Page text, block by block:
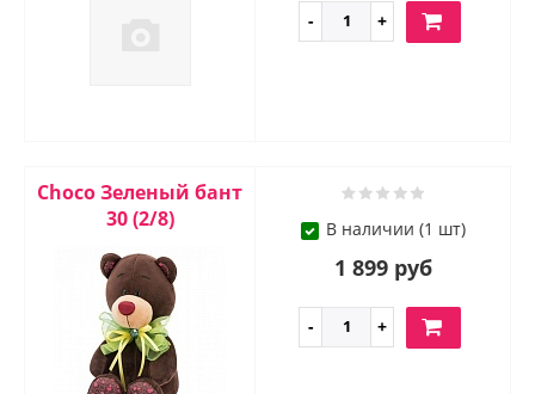
Choco Зеленый бант
30 (2/8)
В наличии (1 шт)
1 899 руб